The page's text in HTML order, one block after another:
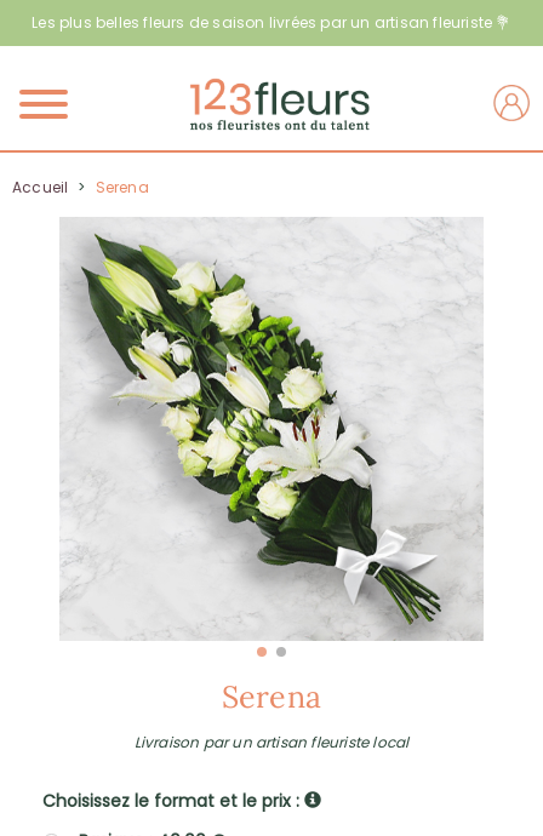
Les plus belles fleurs de saison livrées par un artisan fleuriste 💐
Menu
Accueil > Serena
Serena
Livraison par un artisan fleuriste local
Choisissez le format et le prix :